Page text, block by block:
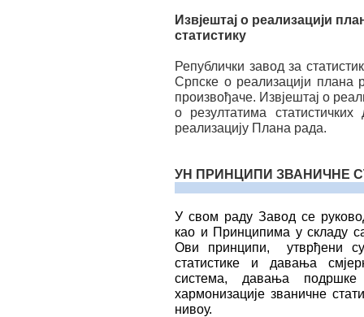
Извјештај о реализацији
статистику
Републички завод за
Српске о реализацији плана
произвођаче. Извјештај о
о резултатима
реализацију Плана рада.
УН ПРИНЦИПИ ЗВАНИЧНЕ
У свом раду Завод се
као и Принципима у складу
Ови принципи, утврђени
статистике и давања
система, давања
хармонизације званичне
нивоу.